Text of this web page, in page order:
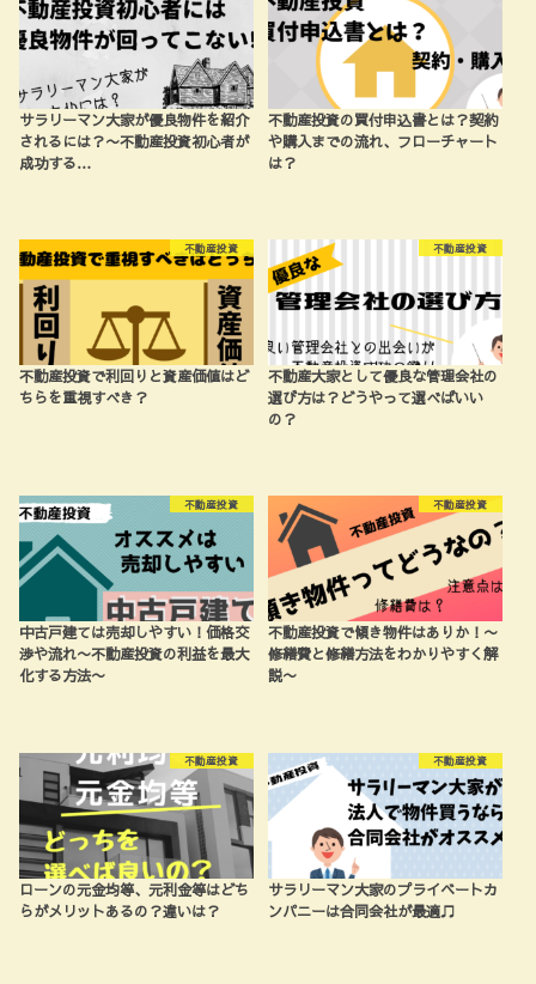
サラリーマン大家が優良物件を紹介
されるには？〜不動産投資初心者が
成功する…
不動産投資の買付申込書とは？契約
や購入までの流れ、フローチャート
は？
不動産投資
不動産投資で利回りと資産価値はど
ちらを重視すべき？
不動産投資
不動産大家として優良な管理会社の
選び方は？どうやって選べばいい
の？
不動産投資
中古戸建ては売却しやすい！価格交
渉や流れ〜不動産投資の利益を最大
化する方法〜
不動産投資
不動産投資で傾き物件はありか！〜
修繕費と修繕方法をわかりやすく解
説〜
不動産投資
ローンの元金均等、元利金等はどち
らがメリットあるの？違いは？
不動産投資
サラリーマン大家のプライベートカ
ンパニーは合同会社が最適♫